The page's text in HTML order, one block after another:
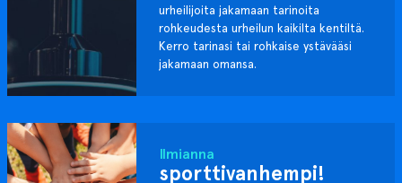
urheilijoita jakamaan tarinoita
rohkeudesta urheilun kaikilta kentiltä.
Kerro tarinasi tai rohkaise ystävääsi
jakamaan omansa.
Ilmianna
sporttivanhempi!